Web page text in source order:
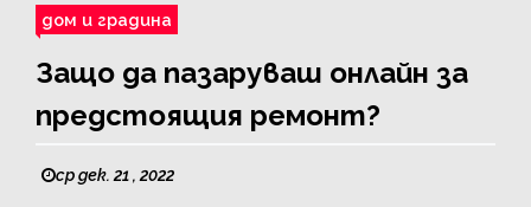
дом и градина
Защо да пазаруваш онлайн за
предстоящия ремонт?
ср дек. 21 , 2022